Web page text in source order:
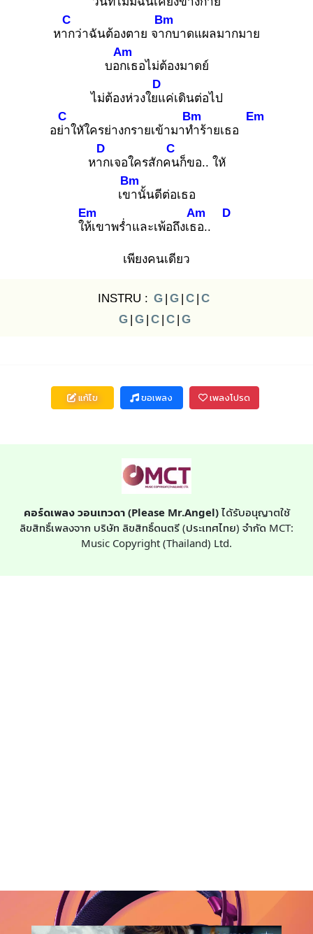
หาก
C
ว่าฉันต้องตาย จาก
Bm
บาดแผลมากมาย
บอกเ
Am
ธอไม่ต้องมาดย์
ไม่ต้องห่วงใยแ
D
ค่เดินต่อไป
อย่า
C
ใหัใครย่างกรายเข้ามาทำ
Bm
ร้ายเธอ
Em
หาก
D
เจอใครสักคน
C
ก็ขอ.. ใหั
เขา
Bm
นั้นดีต่อเธอ
ให้เ
Em
ขาพร่ำและเพ้อถึงเธอ
Am
..
D
เพียงคนเดียว
INSTRU : G | G | C | C
G | G | C | C | G
แก้ไข ขอเพลง เพลงโปรด
คอร์ดเพลง วอนเทวดา (Please Mr.Angel)ได้รับอนุญาตใช้
ลิขสิทธิ์เพลงจาก บริษัท ลิขสิทธิ์ดนตรี (ประเทศไทย) จำกัด MCT:
Music Copyright (Thailand) Ltd.